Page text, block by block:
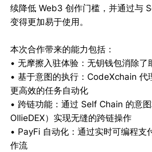
续降低 Web3 创作门槛，并通过与
变得更加易于使用。
本次合作带来的能力包括：
• 无摩擦入驻体验：无钥钱包消除了
• 基于意图的执行：CodeXchain 代
更高效的任务自动化
• 跨链功能：通过 Self Chain 的意
OllieDEX）实现无缝的跨链操作
• PayFi 自动化：通过实时可编程支
作流